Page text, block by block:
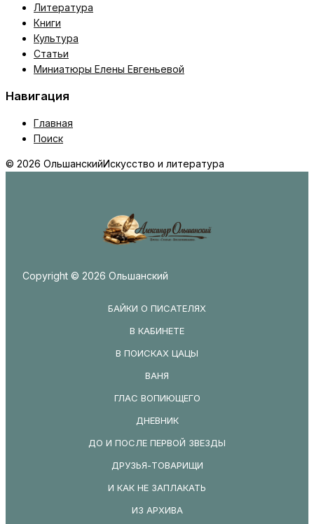
Литература
Книги
Культура
Статьи
Миниатюры Елены Евгеньевой
Навигация
Главная
Поиск
© 2026 ОльшанскийИскусство и литература
Copyright © 2026 Ольшанский
БАЙКИ О ПИСАТЕЛЯХ
В КАБИНЕТЕ
В ПОИСКАХ ЦАЦЫ
ВАНЯ
ГЛАС ВОПИЮЩЕГО
ДНЕВНИК
ДО И ПОСЛЕ ПЕРВОЙ ЗВЕЗДЫ
ДРУЗЬЯ-ТОВАРИЩИ
И КАК НЕ ЗАПЛАКАТЬ
ИЗ АРХИВА